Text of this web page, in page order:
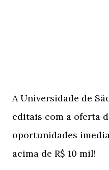
A Universidade de
editais com a oferta
oportunidades
acima de R$ 10 mil!